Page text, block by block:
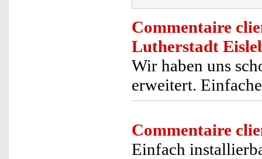
Commentaire
Lutherstadt
Wir haben uns
erweitert.
Commentaire
Einfach